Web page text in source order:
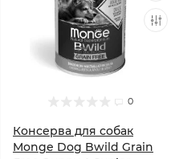
0
Консерва для собак
Monge Dog Bwild Grain